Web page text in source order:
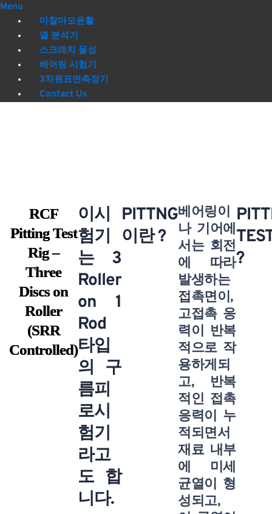
Menu
마찰마모윤활
열 분석기
스크래치 물성
베어링 시험기
3차원표면측정기
Contact Us
RCF
Pitting Test
Rig –
Three
Discs on
Roller
(SRR
Controlled)
이시
험기
는 3
Roller
on 1
Rod
타입
의 구
름피
로시
험기
라고
도 합
니다.
PITTNG
이란 ?
베어링이
나 기어에
서는 회전
에 따라
발생하는
접촉면이,
고접촉 응
력이 반복
적으로 작
용하게되
고, 반복
적인 접촉
응력이 누
적되면서
재료 내부
에 미세
균열이 형
성되고,
?